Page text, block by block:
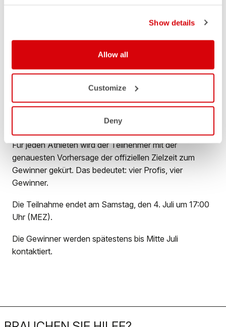
Show details
Allow all
Customize
Deny
Stimme dich auf das Rennen ein und schätze, wie
schnell unsere Profis Caro Pohle, Rico Bogen, Zack
Cooper und Frederic Funk bei der Challenge Roth sein
1 von 4 Free Sanremo 3 Triathlonanzügen zu
Für jeden Athleten wird der Teilnehmer mit der
genauesten Vorhersage der offiziellen Zielzeit zum
Gewinner gekürt. Das bedeutet: vier Profis, vier
Gewinner.
Die Teilnahme endet am Samstag, den 4. Juli um 17:00
Uhr (MEZ).
Die Gewinner werden spätestens bis Mitte Juli
kontaktiert.